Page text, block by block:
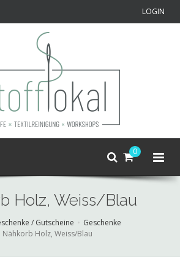
LOGIN
0
Holz, Weiss/Blau
/ Gutscheine
Geschenke
Nähkorb Holz, Weiss/Blau